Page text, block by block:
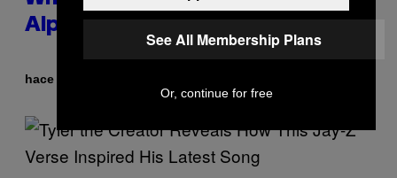
Alpha Melody
hace 7 horas
See All Membership Plans
Or, continue for free